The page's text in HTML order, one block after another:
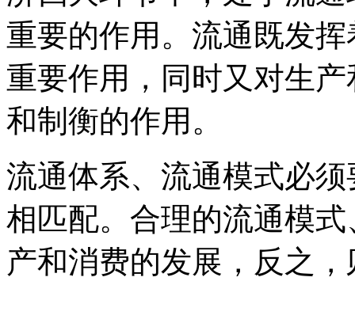
重要的作用。流通既发
重要作用，同时又对生
和制衡的作用。
流通体系、流通模式必
相匹配。合理的流通模
产和消费的发展，反之